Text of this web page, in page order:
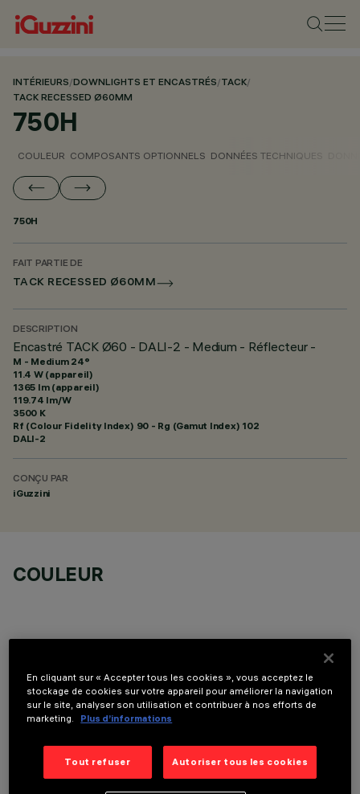
INTÉRIEURS/DOWNLIGHTS ET ENCASTRÉS/TACK/
TACK RECESSED Ø60MM
750H
COULEUR COMPOSANTS OPTIONNELS DONNÉES TECHNIQUES
750H
FAIT PARTIE DE
TACK RECESSED Ø60MM
DESCRIPTION
Encastré TACK Ø60 - DALI-2 - Medium - Réflecteur -
M - Medium 24°
11.4 W (appareil)
1365 lm (appareil)
119.74 lm/W
3500 K
Rf (Colour Fidelity Index) 90 - Rg (Gamut Index) 102
DALI-2
CONÇU PAR
iGuzzini
COULEUR
COMPOSANTS OPTIONNELS
En cliquant sur « Accepter tous les cookies », vous acceptez le
stockage de cookies sur votre appareil pour améliorer la navigation
sur le site, analyser son utilisation et contribuer à nos efforts de
marketing.
Plus d’informations
Tout refuser Autoriser tous les cookies